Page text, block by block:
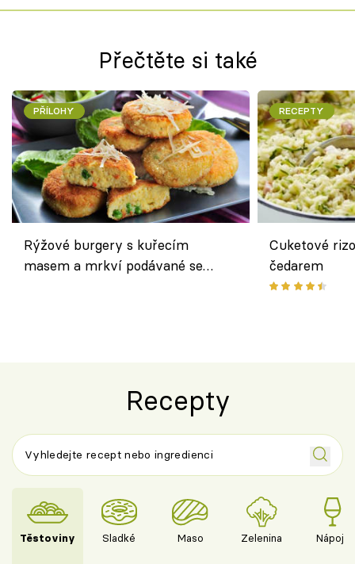
Přečtěte si také
PŘÍLOHY
Rýžové burgery s kuřecím
masem a mrkví podávané se
RECEPTY
Cuketové
čedarem
Recepty
Těstoviny Sladké Maso Zelenina Nápoje